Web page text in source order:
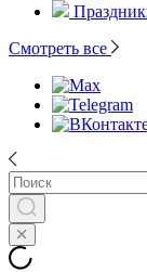
Смотреть все